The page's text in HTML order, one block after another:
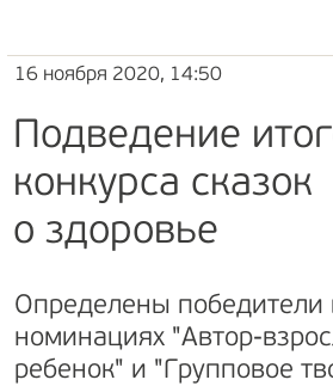
16 ноября 2020, 14:50
Подведение
конкурса сказок
о здоровье
Определены победители
номинациях "Автор-
ребенок" и "Групповое